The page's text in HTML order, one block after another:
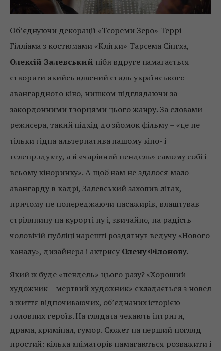
Об’єднуючи декорації «Теореми Зеро» Террі
Гілліама з костюмами «Клітки» Тарсема Сінгха,
Олексій Залевський ніби вдруге намагається
створити якийсь власний стиль українського
авангардного кіно, нишком підглядаючи за
закордонними творцями цього жанру. За словами
режисера, такий підхід до зйомок фільму – «це не
тільки гідна альтернатива нашому кіно- і
телепродукту, а й «чарівний пендель» самому собі і
всьому кіноринку». А щоб нам не здалося мало
авангарду в кадрі, Залевський захопив літак,
причому не попереджаючи пасажирів, влаштував
стрілянину на курорті ну і, звичайно, на радість
чоловічій публіці нарешті роздягнув ведучу «Нового
каналу», дизайнера і актрису Олену Філонову.
Який ж буде «пендель» цього разу? «Хороший
художник – мертвий художник» складається з новел
з життя відпочиваючих, об’єднаних історією
головних героїв. На глядача чекають інтриги,
драма, кримінал, гумор. Сюжет на перший погляд
простий: кілька аніматорів намагаються розважити і